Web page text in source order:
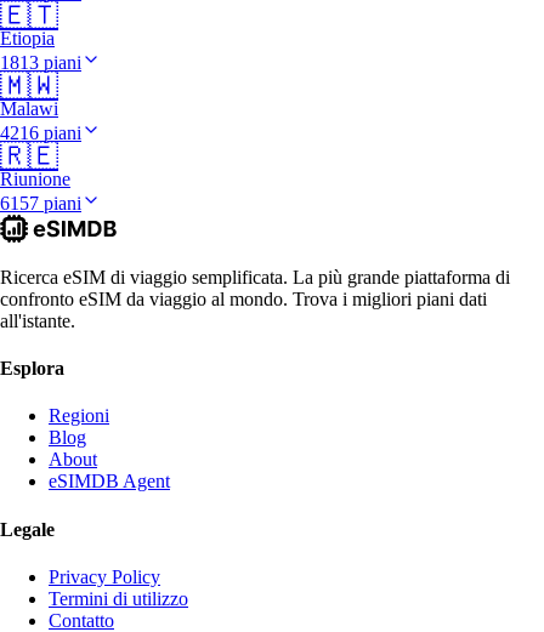
🇪🇹
Etiopia
1813 piani
🇲🇼
Malawi
4216 piani
🇷🇪
Riunione
6157 piani
Ricerca eSIM di viaggio semplificata. La più grande piattaforma di
confronto eSIM da viaggio al mondo. Trova i migliori piani dati
all'istante.
Esplora
Regioni
Blog
About
eSIMDB Agent
Legale
Privacy Policy
Termini di utilizzo
Contatto